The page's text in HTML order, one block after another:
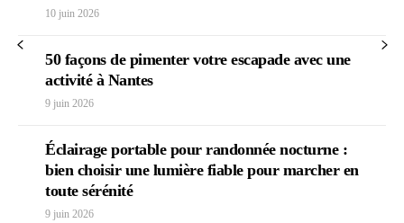
10 juin 2026
50 façons de pimenter votre escapade avec une
activité à Nantes
9 juin 2026
Éclairage portable pour randonnée nocturne :
bien choisir une lumière fiable pour marcher en
toute sérénité
9 juin 2026